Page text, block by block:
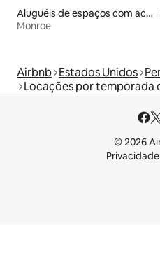
Aluguéis de espaços com acesso direto a pistas de esqui
Monroe
Airbnb Estados Unidos
Locações por temporada
© 2026
Privacidade